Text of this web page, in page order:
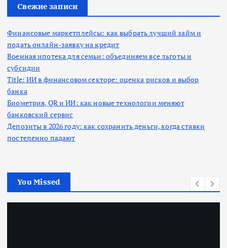
Свежие записи
Финансовые маркетплейсы: как выбрать лучший займ и
подать онлайн-заявку на кредит
Военная ипотека для семьи: объединяем все льготы и
субсидии
Title: ИИ в финансовом секторе: оценка рисков и выбор
банка
Биометрия, QR и ИИ: как новые технологии меняют
банковский сервис
Депозиты в 2026 году: как сохранить деньги, когда ставки
постепенно падают
You Missed